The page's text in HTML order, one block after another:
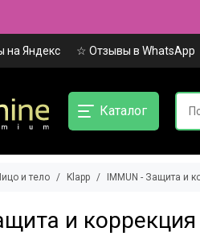
на Яндекс ☆ Отзывы в WhatsApp
Каталог
и тело Klapp IMMUN - Защита и
и